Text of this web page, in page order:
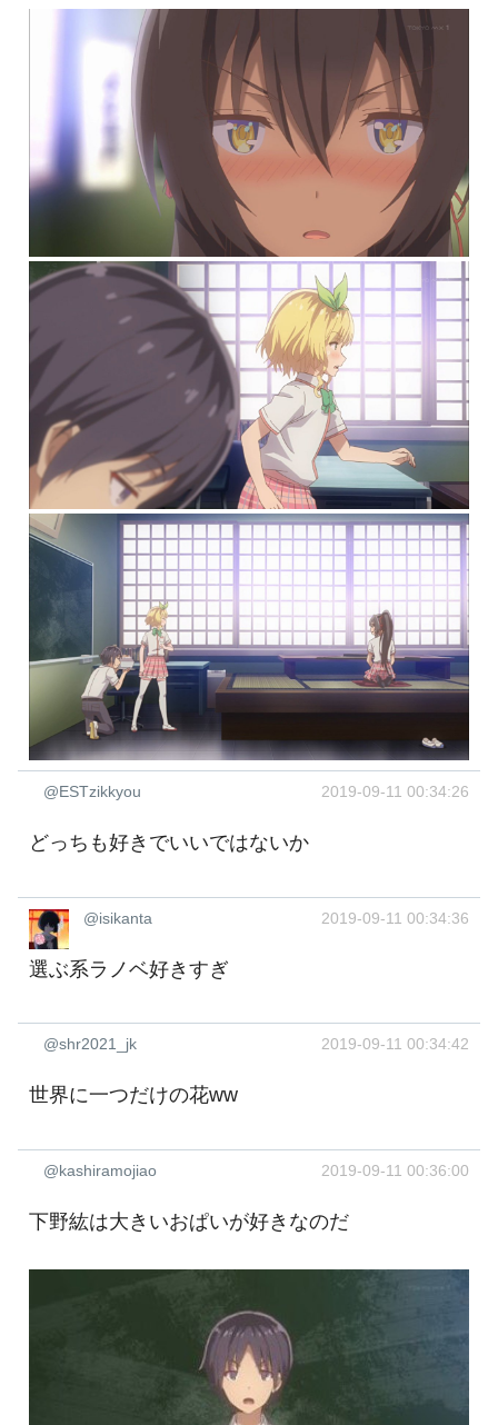
@ESTzikkyou 2019-09-11 00:34:26
どっちも好きでいいではないか
@isikanta 2019-09-11 00:34:36
選ぶ系ラノベ好きすぎ
@shr2021_jk 2019-09-11 00:34:42
世界に一つだけの花ww
@kashiramojiao 2019-09-11 00:36:00
下野紘は大きいおぱいが好きなのだ